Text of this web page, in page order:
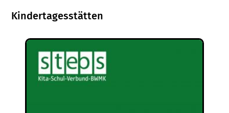
Kindertagesstätten